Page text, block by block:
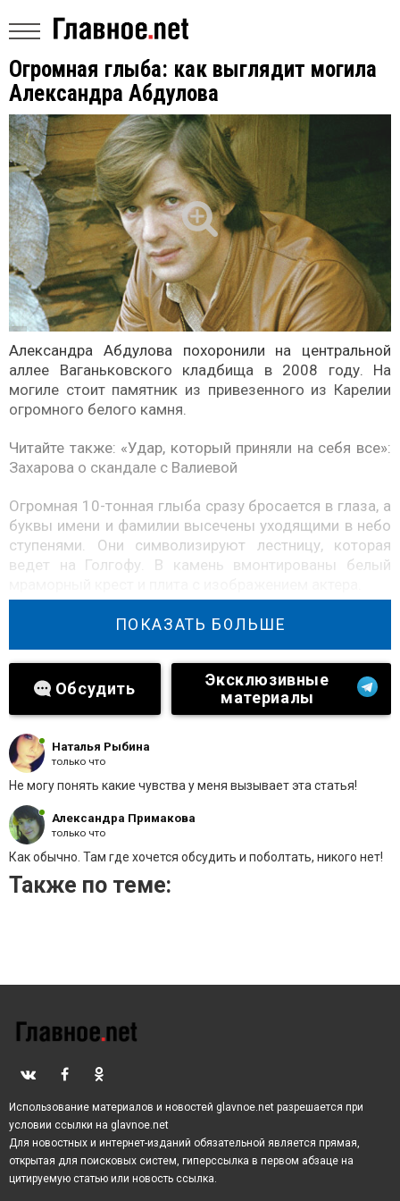
Огромная глыба: как выглядит могила
Александра Абдулова
Александра Абдулова похоронили на центральной
аллее Ваганьковского кладбища в 2008 году. На
могиле стоит памятник из привезенного из Карелии
огромного белого камня.
Читайте также: «Удар, который приняли на себя все»:
Захарова о скандале с Валиевой
Огромная 10-тонная глыба сразу бросается в глаза, а
буквы имени и фамилии высечены уходящими в небо
ступенями. Они символизируют лестницу, которая
ведет на Голгофу. В камень вмонтированы белый
Идея памятника принадлежала вдове артиста Юлии и
Незадолго до смерти артиста поклонник
рекомендовал ему приехать на Север и прикоснуться
к чудодейственному камню. Но больной онкологией
Абдулов был слишком слаб.
ПОКАЗАТЬ БОЛЬШЕ
Обсудить
Эксклюзивные
материалы
Александра Примакова
только что
Как обычно. Там где хочется обсудить и поболтать, никого нет!
Наталья Рыбина
только что
Не могу понять какие чувства у меня вызывает эта статья!
Также по теме:
Использование материалов и новостей glavnoe.net разрешается при
условии ссылки на glavnoe.net
Для новостных и интернет-изданий обязательной является прямая,
открытая для поисковых систем, гиперссылка в первом абзаце на
цитируемую статью или новость ссылка.